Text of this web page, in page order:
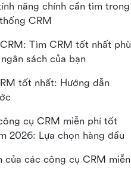
năng chính cần tìm trong
CRM
Tìm CRM tốt nhất phù
sách của bạn
tốt nhất: Hướng dẫn
cụ CRM miễn phí tốt
2026: Lựa chọn hàng đầu
của các công cụ CRM miễn